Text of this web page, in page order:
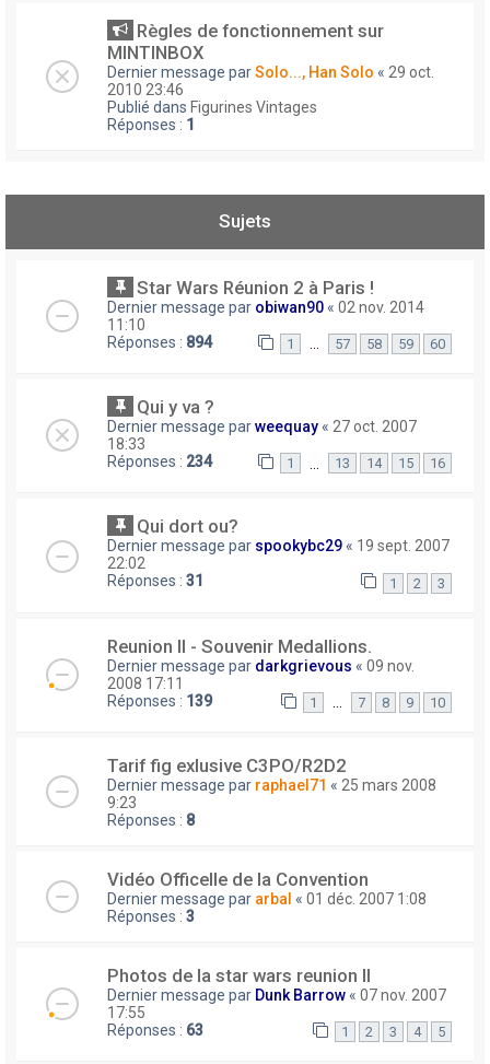
Règles de fonctionnement sur
MINTINBOX
Dernier message parSolo..., Han Solo « 29 oct.
2010 23:46
Publié dans Figurines Vintages
Réponses : 1
Sujets
Star Wars Réunion 2 à Paris !
Dernier message par obiwan90 « 02 nov. 2014
11:10
Réponses : 894 1 … 57 58 59 60
Qui y va ?
Dernier message parweequay « 27 oct. 2007
18:33
Réponses : 234 1 13 14 15 16
Qui dort ou?
Dernier message par spookybc29 « 19 sept. 2007
22:02
Réponses : 31 1 2 3
Reunion II - Souvenir Medallions.
Dernier message par darkgrievous « 09 nov.
2008 17:11
Réponses : 139 1 7 8 9 10
Tarif fig exlusive C3PO/R2D2
Dernier message par raphael71 « 25 mars 2008
9:23
Réponses : 8
Vidéo Officelle de la Convention
Dernier message par arbal « 01 déc. 2007 1:08
Réponses : 3
Photos de la star wars reunion II
Dernier message par Dunk Barrow « 07 nov. 2007
17:55
Réponses : 63 1 2 3 4 5